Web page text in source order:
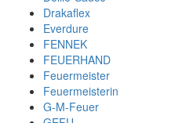
Drakaflex
Everdure
FENNEK
FEUERHAND
Feuermeister
Feuermeisterin
G-M-Feuer